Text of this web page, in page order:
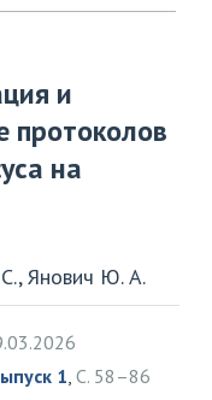
и
протоколов
на
Янович Ю. А.
1, С. 58–86